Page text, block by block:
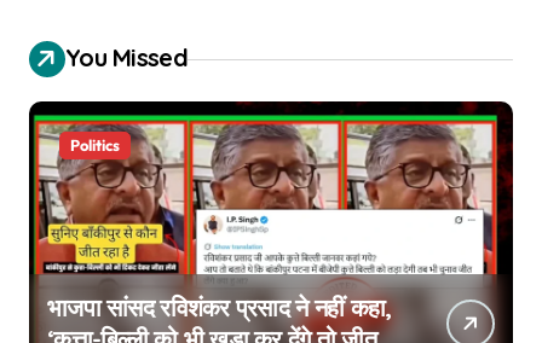
You Missed
Politics
भाजपा सांसद रविशंकर प्रसाद ने नहीं कहा,